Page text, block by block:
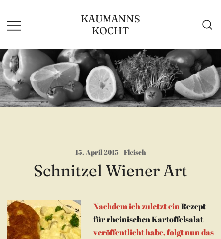
Inhalt
springen
KAUMANNS
KOCHT
15. April 2015 Fleisch
Schnitzel Wiener Art
Nachdem ich zuletzt einRezept
für rheinischen Kartoffelsalat
veröffentlicht habe, folgt nun das